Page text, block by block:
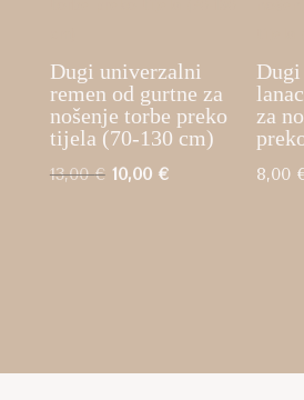
Dugi univerzalni
remen od gurtne za
nošenje torbe preko
tijela (70-130 cm)
13,00€ Izvorna
10,00 €Trenutna
za
8,00